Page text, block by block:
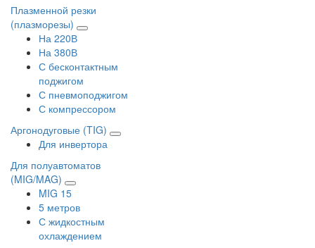
Плазменной резки
(плазморезы)
На 220В
На 380В
С бесконтактным
поджигом
С пневмоподжигом
С компрессором
Аргонодуговые (TIG)
Для инвертора
Для полуавтоматов
(MIG/MAG)
MIG 15
5 метров
С жидкостным
охлаждением